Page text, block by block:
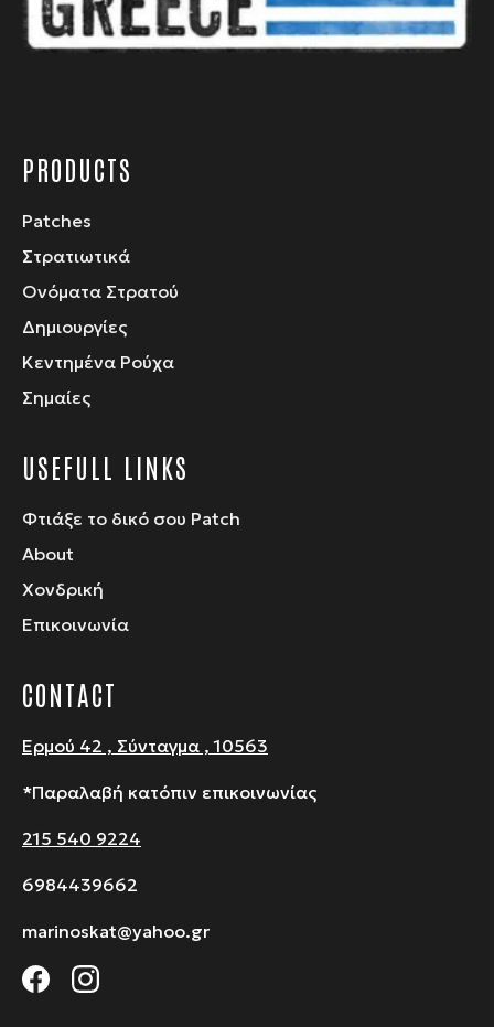
σελίδα
του
PRODUCTS
Patches
Στρατιωτικά
Ονόματα Στρατού
Δημιουργίες
Κεντημένα Ρούχα
Σημαίες
USEFULL LINKS
Φτιάξε το δικό σου Patch
About
Χονδρική
Επικοινωνία
CONTACT
Ερμού 42 , Σύνταγμα , 10563
*Παραλαβή κατόπιν επικοινωνίας
215 540 9224
6984439662
marinoskat@yahoo.gr